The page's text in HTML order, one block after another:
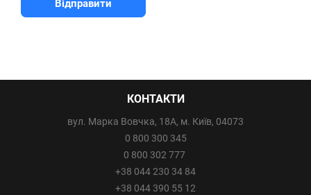
КОНТАКТИ
вул. Марка Вовчка, 18А, м. Київ, 04073
0 800 300 345
0 800 302 777
+38 044 230 34 84
+38 044 390 55 12